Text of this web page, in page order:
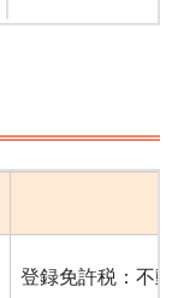
登録免許税：不